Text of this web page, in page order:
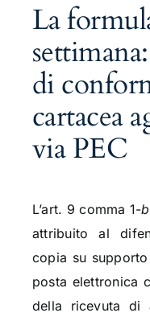
La
di
cartacea
via PEC
L’art. 9 comma 1-
attribuito al
copia su
posta elettronica
della ricevuta di